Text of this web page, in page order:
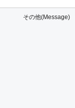
その他(Message)